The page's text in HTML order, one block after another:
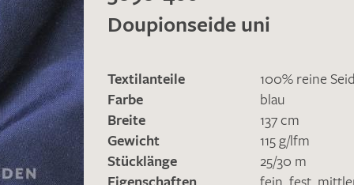
Doupionseide uni
Textilanteile
100% reine
Farbe
blau
Breite
137 cm
Gewicht
115 g/lfm
Stücklänge
25/30 m
Eigenschaften
fein fest